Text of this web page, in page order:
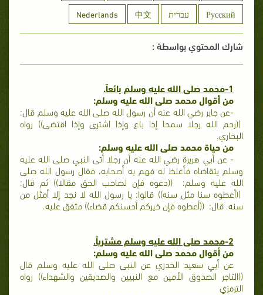
Русский
עברית 中文
Nederlands
شارك المحتوي بواسطة :
1-محمد صلى الله عليه وسلم بائعاً.
من أقوال محمد صلى الله عليه وسلم:
-عن جابر رضي الله عنه أن رسول الله صلى الله عليه وسلم قال:
((رحم الله رجلا سمحا إذا باع وإذا اشترى وإذا اقتضى)) رواه
البخاري.
من حياة محمد صلى الله عليه وسلم:
- عن أبي هريرة رضي الله عنه أن رجلا أتى النبي صلى الله عليه
وسلم يتقاضاه فأغلظ له فهم به أصحابه، فقال رسول الله صلى
الله عليه وسلم: ((دعوه فإن لصاحب الحق مقالا)) ثم قال:
((أعطوه سنا مثل سنه)) قالوا: يا رسول الله لا نجد إلا أمثل من
سنه. قال: ((أعطوه فإن خيركم أحسنكم قضاء)) متفق عليه.
2-محمد صلى الله عليه وسلم مشترياً.
من أقوال محمد صلى الله عليه وسلم:
عن أبي سعيد الخدري عن النبى صلى الله عليه وسلم قال
((التاجر الصدوق الأمين مع النبيين والصديقين والشهداء)) رواه
الترمزي